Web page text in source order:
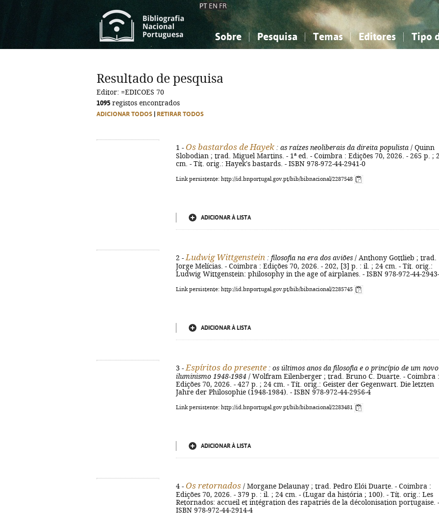
PT EN FR
Sobre Pesquisa Temas
Ciências sociais...
Editores Tipo
Ciências sociais...
Resultado de pesquisa
Editor: =EDICOES 70
1095 registos encontrados
ADICIONAR TODOS RETIRAR TODOS
1 - Os bastardos de Hayek : as raízes neoliberais da direita populista / Quinn
Slobodian ; trad. Miguel Martins. - 1ª ed. - Coimbra : Edições 70, 2026. - 265 p. ;
cm. - Tít. orig.: Hayek's bastards. - ISBN 978-972-44-2941-0
Link persistente: http://id.bnportugal.gov.pt/bib/bibnacional/2287548
ADICIONAR À LISTA
2 - Ludwig Wittgenstein : filosofia na era dos aviões / Anthony Gottlieb ; trad.
Jorge Melícias. - Coimbra : Edições 70, 2026. - 202, [3] p. : il. ; 24 cm. - Tít. orig.:
Ludwig Wittgenstein: philosophy in the age of airplanes. - ISBN 978-972-44-
Link persistente: http://id.bnportugal.gov.pt/bib/bibnacional/2285745
ADICIONAR À LISTA
3 - Espíritos do presente : os últimos anos da filosofia e o princípio de um novo
iluminismo 1948-1984 / Wolfram Eilenberger ; trad. Bruno C. Duarte. - Coimbra :
Edições 70, 2026. - 427 p. ; 24 cm. - Tít. orig.: Geister der Gegenwart. Die letzten
Jahre der Philosophie (1948-1984). - ISBN 978-972-44-2956-4
Link persistente: http://id.bnportugal.gov.pt/bib/bibnacional/2283481
ADICIONAR À LISTA
4 - Os retornados / Morgane Delaunay ; trad. Pedro Elói Duarte. - Coimbra :
Edições 70, 2026. - 379 p. : il. ; 24 cm. - (Lugar da história ; 100). - Tít. orig.: Les
Retornados: accueil et intégration des rapatriés de la décolonisation portugaise. -
ISBN 978-972-44-2914-4